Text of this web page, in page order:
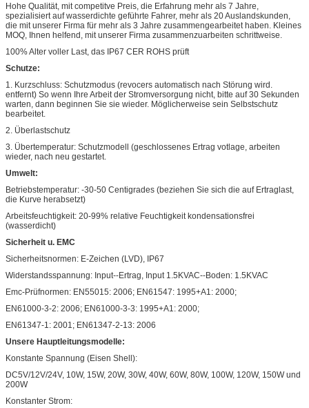
Hohe Qualität, mit competitve Preis, die Erfahrung mehr als 7 Jahre,
spezialisiert auf wasserdichte geführte Fahrer, mehr als 20 Auslandskunden,
die mit unserer Firma für mehr als 3 Jahre zusammengearbeitet haben. Kleines
MOQ, Ihnen helfend, mit unserer Firma zusammenzuarbeiten schrittweise.
100% Alter voller Last, das IP67 CER ROHS prüft
Schutze:
1. Kurzschluss: Schutzmodus (revocers automatisch nach Störung wird.
entfernt) So wenn Ihre Arbeit der Stromversorgung nicht, bitte auf 30 Sekunden
warten, dann beginnen Sie sie wieder. Möglicherweise sein Selbstschutz
bearbeitet.
2. Überlastschutz
3. Übertemperatur: Schutzmodell (geschlossenes Ertrag votlage, arbeiten
wieder, nach neu gestartet.
Umwelt:
Betriebstemperatur: -30-50 Centigrades (beziehen Sie sich die auf Ertraglast,
die Kurve herabsetzt)
Arbeitsfeuchtigkeit: 20-99% relative Feuchtigkeit kondensationsfrei
(wasserdicht)
Sicherheit u. EMC
Sicherheitsnormen: E-Zeichen (LVD), IP67
Widerstandsspannung: Input--Ertrag, Input 1.5KVAC--Boden: 1.5KVAC
Emc-Prüfnormen: EN55015: 2006; EN61547: 1995+A1: 2000;
EN61000-3-2: 2006; EN61000-3-3: 1995+A1: 2000;
EN61347-1: 2001; EN61347-2-13: 2006
Unsere Hauptleitungsmodelle:
Konstante Spannung (Eisen Shell):
DC5V/12V/24V, 10W, 15W, 20W, 30W, 40W, 60W, 80W, 100W, 120W, 150W und
200W
Konstanter Strom: